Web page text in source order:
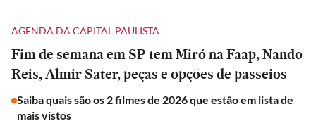
AGENDA DA CAPITAL PAULISTA
Fim de semana em SP tem Miró na Faap, Nando
Reis, Almir Sater, peças e opções de passeios
Saiba quais são os 2 filmes de 2026 que estão em lista de
mais vistos